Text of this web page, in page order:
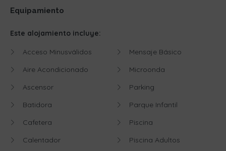
Equipamiento
Este alojamiento incluye:
Acceso Minusválidos
Aire Acondicionado
Ascensor
Batidora
Cafetera
Calentador
Mensaje Básico
Microonda
Parking
Parque Infantil
Piscina
Piscina Adultos